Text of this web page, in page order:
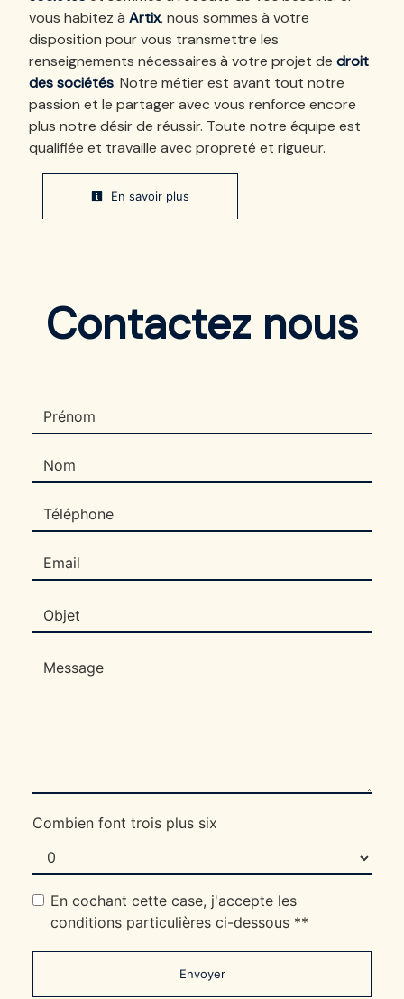
vous habitez à Artix, nous sommes à votre
disposition pour vous transmettre les
renseignements nécessaires à votre projet de droit
des sociétés. Notre métier est avant tout notre
passion et le partager avec vous renforce encore
plus notre désir de réussir. Toute notre équipe est
qualifiée et travaille avec propreté et rigueur.
En savoir plus
Contactez nous
Combien font trois plus six
En cochant cette case, j'accepte les
conditions particulières ci-dessous **
Envoyer